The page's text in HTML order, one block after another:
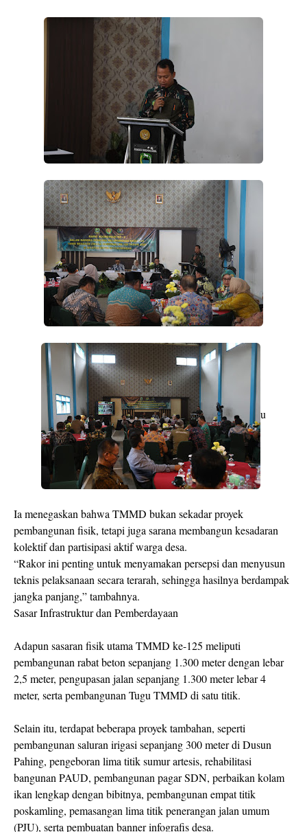
u
Ia menegaskan bahwa TMMD bukan sekadar proyek
pembangunan fisik, tetapi juga sarana membangun kesadaran
kolektif dan partisipasi aktif warga desa.
“Rakor ini penting untuk menyamakan persepsi dan menyusun
teknis pelaksanaan secara terarah, sehingga hasilnya berdampak
jangka panjang,” tambahnya.
Sasar Infrastruktur dan Pemberdayaan
Adapun sasaran fisik utama TMMD ke-125 meliputi
pembangunan rabat beton sepanjang 1.300 meter dengan lebar
2,5 meter, pengupasan jalan sepanjang 1.300 meter lebar 4
meter, serta pembangunan Tugu TMMD di satu titik.
Selain itu, terdapat beberapa proyek tambahan, seperti
pembangunan saluran irigasi sepanjang 300 meter di Dusun
Pahing, pengeboran lima titik sumur artesis, rehabilitasi
bangunan PAUD, pembangunan pagar SDN, perbaikan kolam
ikan lengkap dengan bibitnya, pembangunan empat titik
poskamling, pemasangan lima titik penerangan jalan umum
(PJU), serta pembuatan banner infografis desa.